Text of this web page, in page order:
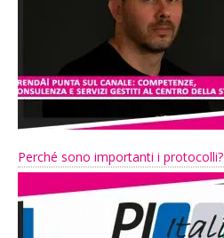
Perché sono importanti i protocolli?